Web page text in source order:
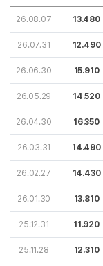
26.08.07 13.480
26.07.31 12.490
26.06.30 15.910
26.05.29 14.520
26.04.30 16.350
26.03.31 14.490
26.02.27 14.430
26.01.30 13.810
25.12.31 11.920
25.11.28 12.310